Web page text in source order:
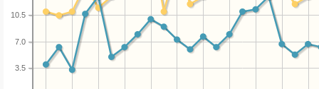
3.5
7.0
10.5